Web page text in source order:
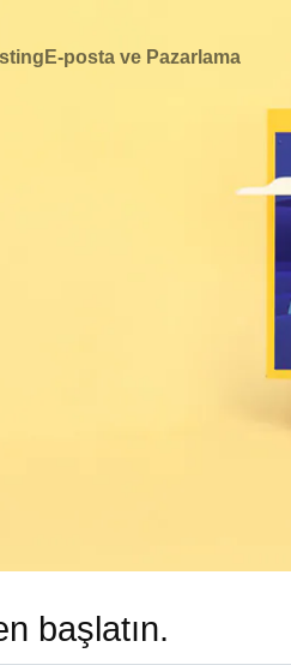
E-posta ve Pazarlama
başlatın.